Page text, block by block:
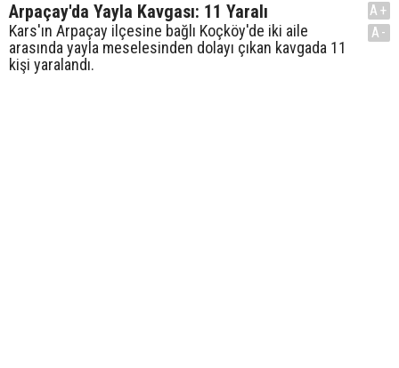
Arpaçay'da Yayla Kavgası: 11 Yaralı
Kars'ın Arpaçay ilçesine bağlı Koçköy'de iki aile
arasında yayla meselesinden dolayı çıkan kavgada 11
kişi yaralandı.
A+
A-